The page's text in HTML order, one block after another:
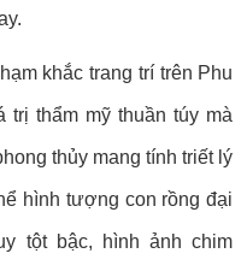
khắc trang trí trên Phu
trị thẩm mỹ thuần túy mà
thủy mang tính triết lý
hình tượng con rồng đại
tột bậc, hình ảnh chim